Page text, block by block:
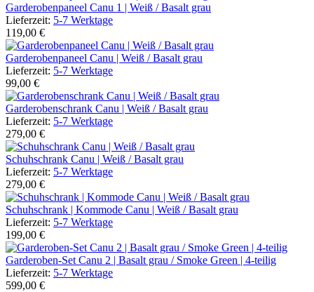
Garderobenpaneel Canu 1 | Weiß / Basalt grau
Lieferzeit: 5-7 Werktage
119,00 €
Garderobenpaneel Canu | Weiß / Basalt grau
Lieferzeit: 5-7 Werktage
99,00 €
Garderobenschrank Canu | Weiß / Basalt grau
Lieferzeit: 5-7 Werktage
279,00 €
Schuhschrank Canu | Weiß / Basalt grau
Lieferzeit: 5-7 Werktage
279,00 €
Schuhschrank | Kommode Canu | Weiß / Basalt grau
Lieferzeit: 5-7 Werktage
199,00 €
Garderoben-Set Canu 2 | Basalt grau / Smoke Green | 4-teilig
Lieferzeit: 5-7 Werktage
599,00 €